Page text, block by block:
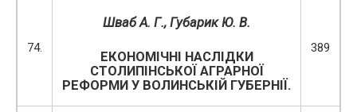
74.
Шваб А. Г., Губарик Ю. В.
ЕКОНОМІЧНІ НАСЛІДКИ
СТОЛИПІНСЬКОЇ АГРАРНОЇ
РЕФОРМИ У ВОЛИНСЬКІЙ ГУБЕРНІЇ.
389